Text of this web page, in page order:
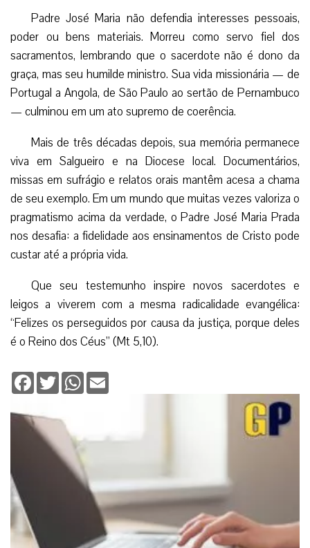
Padre José Maria não defendia interesses pessoais,
poder ou bens materiais. Morreu como servo fiel dos
sacramentos, lembrando que o sacerdote não é dono da
graça, mas seu humilde ministro. Sua vida missionária — de
Portugal a Angola, de São Paulo ao sertão de Pernambuco
— culminou em um ato supremo de coerência.
Mais de três décadas depois, sua memória permanece
viva em Salgueiro e na Diocese local. Documentários,
missas em sufrágio e relatos orais mantêm acesa a chama
de seu exemplo. Em um mundo que muitas vezes valoriza o
pragmatismo acima da verdade, o Padre José Maria Prada
nos desafia: a fidelidade aos ensinamentos de Cristo pode
custar até a própria vida.
Que seu testemunho inspire novos sacerdotes e
leigos a viverem com a mesma radicalidade evangélica:
“Felizes os perseguidos por causa da justiça, porque deles
é o Reino dos Céus” (Mt 5,10).
Facebook
TwitterWhatsApp